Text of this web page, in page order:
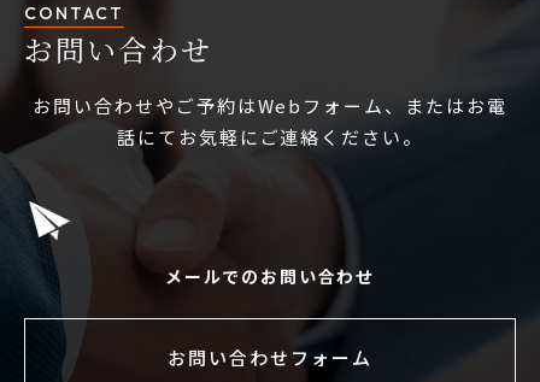
CONTACT
お問い合わせ
お問い合わせやご予約はWebフォーム、またはお電
話にてお気軽にご連絡ください。
メールでのお問い合わせ
お問い合わせフォーム